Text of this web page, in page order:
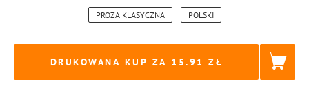
PROZA KLASYCZNA POLSKI
DRUKOWANA KUP ZA 15.91